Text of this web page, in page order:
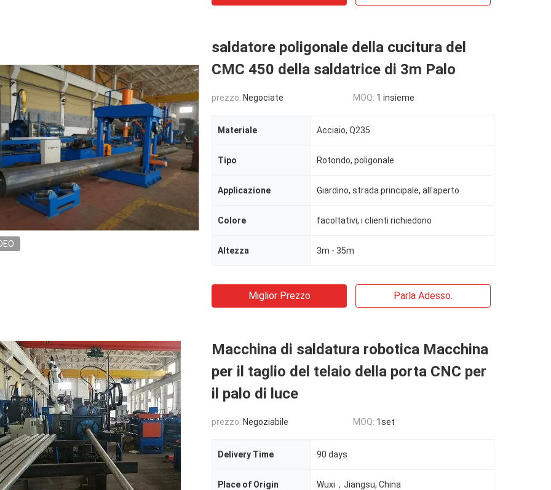
saldatore poligonale della cucitura del
CMC 450 della saldatrice di 3m Palo
prezzo: Negociate MOQ: 1 insieme
Materiale Acciaio, Q235
Tipo Rotondo, poligonale
Applicazione Giardino, strada principale, all'aperto
Colore facoltativi, i clienti richiedono
Altezza 3m - 35m
Miglior Prezzo Parla Adesso.
Macchina di saldatura robotica Macchina
per il taglio del telaio della porta CNC per
il palo di luce
prezzo: Negoziabile MOQ: 1set
Delivery Time 90 days
Place of Origin Wuxi，Jiangsu, China